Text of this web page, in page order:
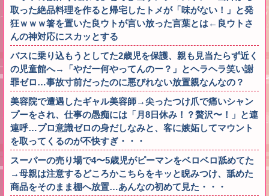
取った絶品料理を作ると帰宅したトメが「味がない！」と発
狂ｗｗｗ箸を置いた良ウトが言い放った言葉とは←良ウトさ
んの神対応にスカッとする
バスに乗り込もうとしてた2歳児を保護、親も見当たらず近く
の児童館へ→「やだー何やってんのー？」とヘラヘラ笑い謝
罪ゼロ…事故寸前だったのに悪びれない放置親なんなの？
美容院で遭遇したギャル美容師→尖ったつけ爪で痛いシャン
プーをされ、仕事の愚痴には「月8日休み！？贅沢〜！」と連
連呼…プロ意識ゼロの身だしなみと、客に嫉妬してマウント
を取ってくるのが不快すぎ・・・
スーパーの売り場で4〜5歳児がピーマンをベロベロ舐めてた
→母親は注意するどころかこちらをキッと睨みつけ、舐めた
商品をそのまま棚へ放置…あんなの初めて見た・・・